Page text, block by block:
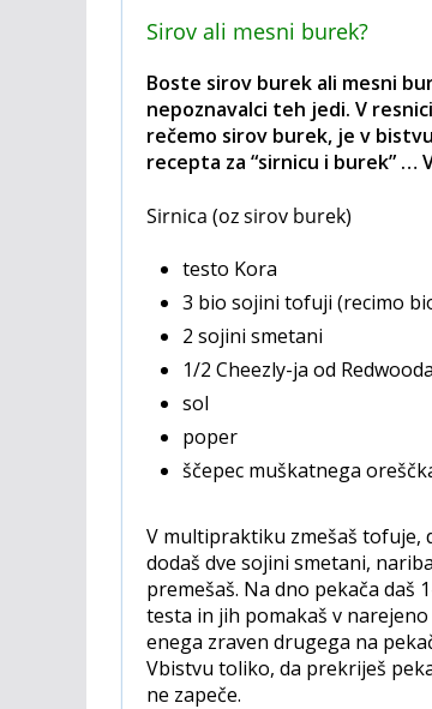
Sirov ali mesni burek?
Boste sirov burek ali mesni
nepoznavalci teh jedi. V
rečemo sirov burek, je v
recepta za “sirnicu i burek” …
Sirnica (oz sirov burek)
testo Kora
3 bio sojini tofuji (recimo
2 sojini smetani
1/2 Cheezly-ja od
sol
poper
ščepec muškatnega
V multipraktiku zmešaš tofuje,
dodaš dve sojini smetani,
premešaš. Na dno pekača daš
testa in jih pomakaš v
enega zraven drugega na
Vbistvu toliko, da prekriješ
ne zapeče.